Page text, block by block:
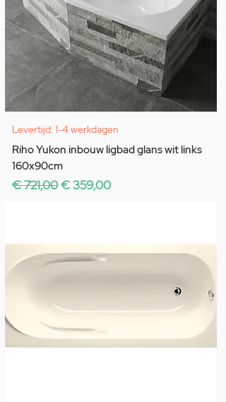
Levertijd: 1-4 werkdagen
Riho Yukon inbouw ligbad glans wit links
160x90cm
Normale prijs
€ 721,00Verkoopprijs
€ 359,00